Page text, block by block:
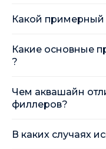
Какой примерный
Какие основные
?
Чем аквашайн
филлеров?
В каких случаях